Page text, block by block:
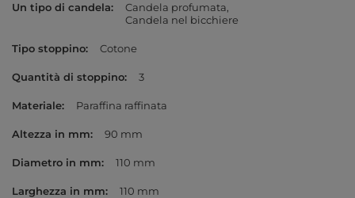
Un tipo di candela
Candela profumata
Candela nel bicchiere
Tipo stoppino Cotone
Quantità di stoppino 3
Materiale Paraffina raffinata
Altezza in mm 90 mm
Diametro in mm 110 mm
Larghezza in mm 110 mm